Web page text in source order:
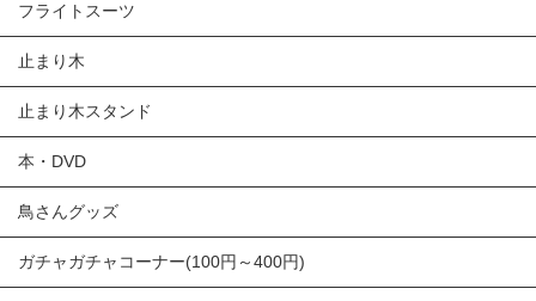
フライトスーツ
止まり木
止まり木スタンド
本・DVD
鳥さんグッズ
ガチャガチャコーナー(100円～400円)